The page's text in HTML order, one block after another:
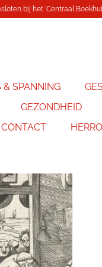
bij het 'Centraal
& SPANNING
GEZONDHEID